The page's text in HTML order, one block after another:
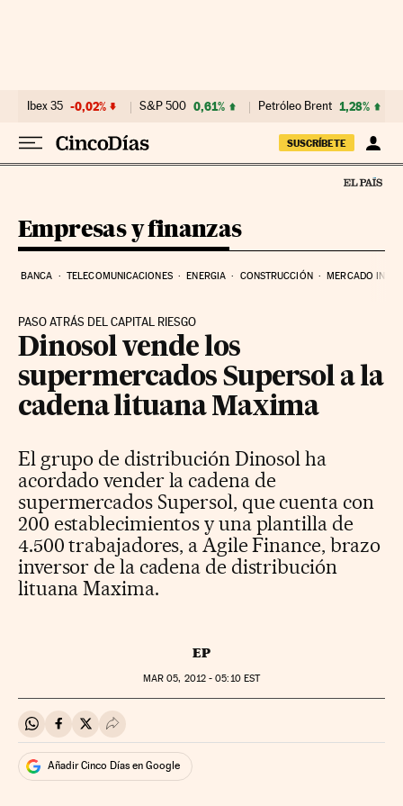
Ibex 35 -0,02% S&P 500 0,61% Petróleo Brent 1,28%
SUSCRÍBETE
Empresas y finanzas
BANCA TELECOMUNICACIONES ENERGIA CONSTRUCCIÓN MERCADO
PASO ATRÁS DEL CAPITAL RIESGO
Dinosol vende los
supermercados Supersol a la
cadena lituana Maxima
El grupo de distribución Dinosol ha
acordado vender la cadena de
supermercados Supersol, que cuenta con
200 establecimientos y una plantilla de
4.500 trabajadores, a Agile Finance, brazo
inversor de la cadena de distribución
lituana Maxima.
EP
MAR 05, 2012 - 05:10EST
Compartir en Whatsapp
Compartir en Facebook
Compartir en Twitter
Desplegar Redes Sociales
Añadir Cinco Días en Google